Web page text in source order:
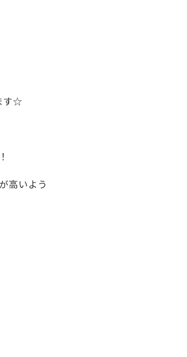
す☆
高いよう